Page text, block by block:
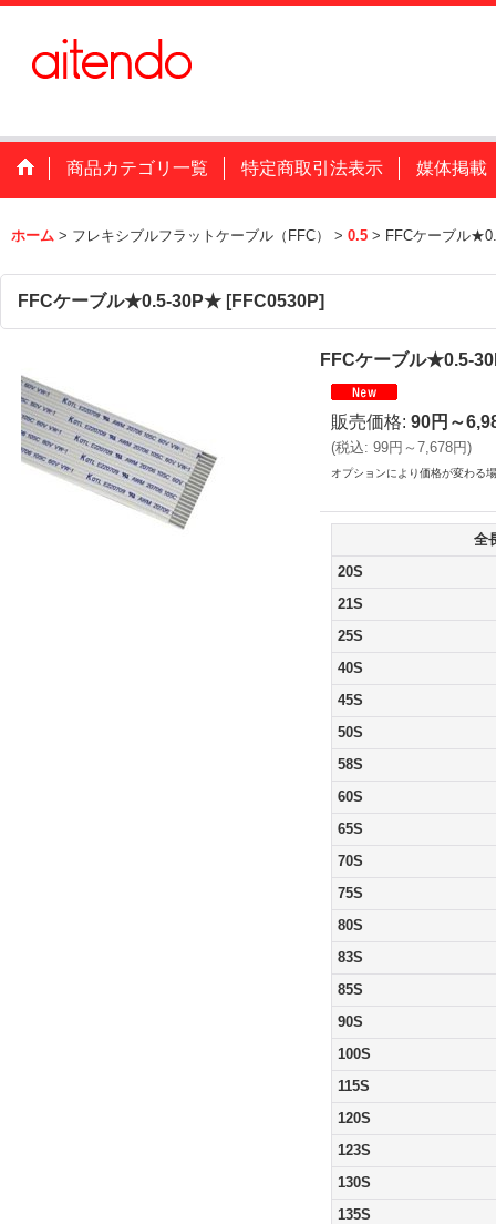
商品カテゴリ一覧 特定商取引法表示 媒体掲載
ホーム > フレキシブルフラットケーブル（FFC） > 0.5 > FFCケーブル
FFCケーブル★0.5-30P★ [FFC0530P]
FFCケーブル★0.5-
販売価格: 90円～
(税込: 99円～7,678円)
オプションにより価格が変わる
全
20S
21S
25S
40S
45S
50S
58S
60S
65S
70S
75S
80S
83S
85S
90S
100S
115S
120S
123S
130S
135S